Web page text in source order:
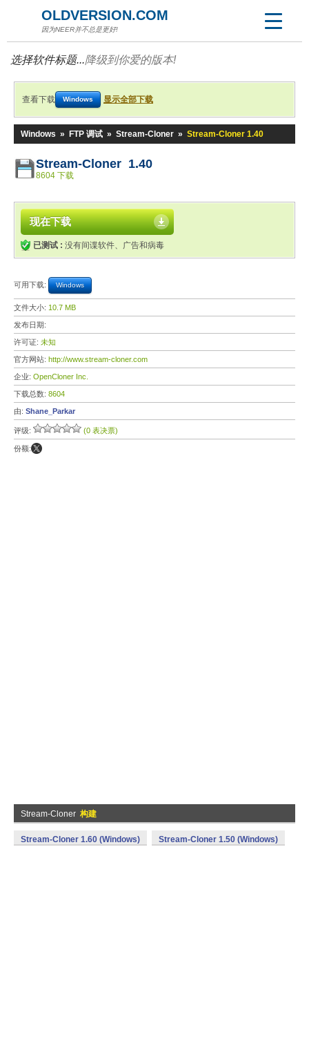
OLDVERSION.COM
因为NEER并不总是更好!
选择软件标题...降级到你爱的版本!
查看下载 Windows 显示全部下载
Windows » FTP 调试 » Stream-Cloner » Stream-Cloner 1.40
Stream-Cloner 1.40
8604 下载
现在下载
已测试 : 没有间谍软件、广告和病毒
可用下载: Windows
文件大小: 10.7 MB
发布日期:
许可证: 未知
官方网站: http://www.stream-cloner.com
企业: OpenCloner Inc.
下载总数: 8604
由: Shane_Parkar
评级: (0 表决票)
份额:
Stream-Cloner 构建
Stream-Cloner 1.60 (Windows) Stream-Cloner 1.50 (Windows)